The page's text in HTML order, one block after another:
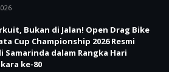
Bukan di Jalan! Open Drag Bike
Cup Championship 2026 Resmi
Samarinda dalam Rangka Hari
ke-80